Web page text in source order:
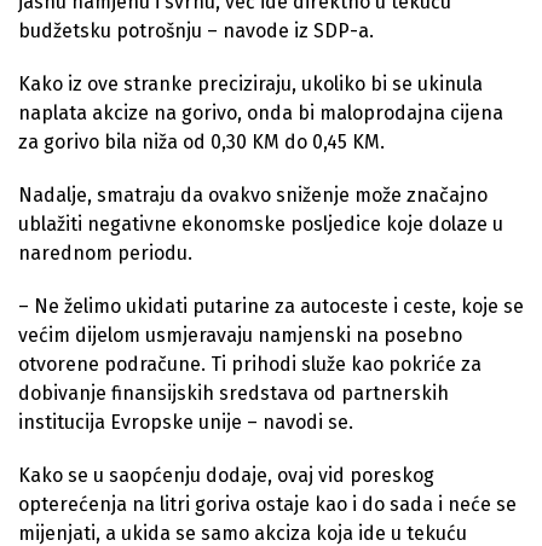
budžetsku potrošnju – navode iz SDP-a.
Kako iz ove stranke preciziraju, ukoliko bi se ukinula
naplata akcize na gorivo, onda bi maloprodajna cijena
za gorivo bila niža od 0,30 KM do 0,45 KM.
Nadalje, smatraju da ovakvo sniženje može značajno
ublažiti negativne ekonomske posljedice koje dolaze u
narednom periodu.
– Ne želimo ukidati putarine za autoceste i ceste, koje se
većim dijelom usmjeravaju namjenski na posebno
otvorene podračune. Ti prihodi služe kao pokriće za
dobivanje finansijskih sredstava od partnerskih
institucija Evropske unije – navodi se.
Kako se u saopćenju dodaje, ovaj vid poreskog
opterećenja na litri goriva ostaje kao i do sada i neće se
mijenjati, a ukida se samo akciza koja ide u tekuću